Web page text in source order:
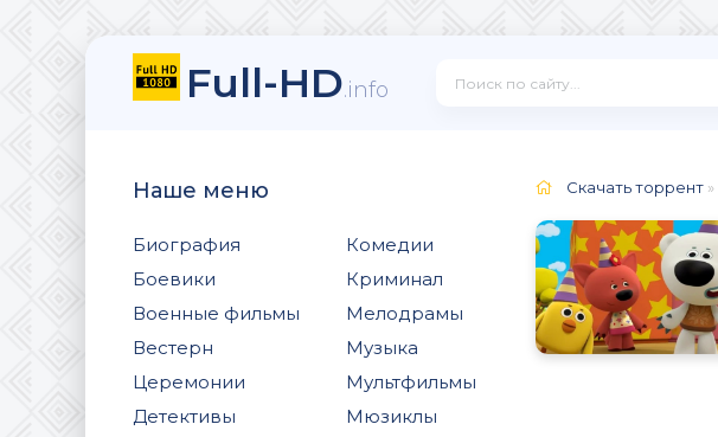
Full-HD.info
Наше меню
Биография
Боевики
Военные фильмы
Вестерн
Церемонии
Детективы
Комедии
Криминал
Мелодрамы
Музыка
Мультфильмы
Мюзиклы
Скачать торрент »